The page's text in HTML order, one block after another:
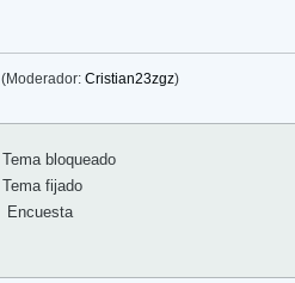
(Moderador:Cristian23zgz)
Tema bloqueado
Tema fijado
Encuesta